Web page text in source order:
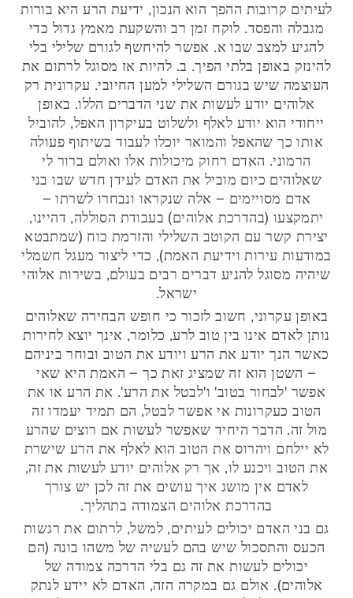
לעיתים קרובות ההפך הוא הנכון, ידיעת הרע היא בורות
מגבלה והפסד. לוקח זמן רב והשקעת מאמץ גדול כדי
להגיע למצב שבו א. אפשר להיחשף לגורם שלילי בלי
להינזק באופן בלתי הפיך. ב. להיות אז מסוגל לרתום את
העוצמה שיש בגורם השלילי למען החיובי. עקרונית רק
אלוהים יודע לעשות את שני הדברים הללו. באופן
ייחודי הוא יודע לאלף ולשלוט בעיקרון האפל, להוביל
אותו כך שהאפל והמואר יוכלו לעבוד בשיתוף פעולה
הרמוני. האדם רחוק מיכולות אלו ואולם ברור לי
שאלוהים כיום מוביל את האדם לעידן חדש שבו בני
אדם מסויימים – אלה שנקראו ונבחרו לשרתו –
יתמקצעו (בהדרכת אלוהים) בעבודת הסוללה, דהיינו,
יצירת קשר עם הקוטב השלילי והזרמת כוח (שמתבטא
במודעות עירות וידיעת האמת), כדי ליצור מעגל חשמלי
שיהיה מסוגל להניע דברים רבים בעולם, בשירות אלוהי
ישראל.
באופן עקרוני, חשוב לזכור כי חופש הבחירה שאלוהים
נותן לאדם אינו בין טוב לרע, כלומר, אינך יוצא לחירות
כאשר הנך יודע את הרע ויודע את הטוב ובוחר ביניהם
– השטן הוא זה שמציג זאת כך – האמת היא שאי
אפשר 'לבחור בטוב' ו'לבטל את הרע'. את הרע או את
הטוב כעקרונות אי אפשר לבטל, הם תמיד יעמדו זה
מול זה. הדבר היחיד שאפשר לעשות אם רוצים שהרע
לא יילחם ויהרוס את הטוב הוא לאלף את הרע שישרת
את הטוב ויכנע לו, אך רק אלוהים יודע לעשות את זה,
לאדם אין מושג איך עושים את זה לכן יש צורך
בהדרכת אלוהים הצמודה בתהליך.
גם בני האדם יכולים לעיתים, למשל, לרתום את רגשות
הכעס והתסכול שיש בהם לעשיה של משהו בונה (הם
יכולים לעשות את זה גם בלי הדרכה צמודה של
אלוהים). אולם גם במקרה הזה, האדם לא יידע לנתק